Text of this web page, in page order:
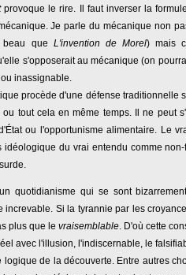
provoque le rire. Il faut inverser la
Je parle du mécanique non
beau que L'invention de Morel) mais
s'opposerait au mécanique (on
inassignable.
procède d'une défense traditionnelle
tout cela en même temps. Il ne peut
ou l'opportunisme alimentaire. Le
du vrai entendu comme
quotidianisme qui se sont
Si la tyrannie par les
plus que le vraisemblable. D'où cette
avec l'illusion, l'indiscernable, le
de la découverte. Entre autres